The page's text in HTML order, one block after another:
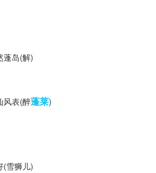
蓬岛(解)
风表(醉蓬莱)
(雪狮儿)